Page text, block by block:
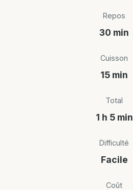
Repos
30 min
Cuisson
15 min
Total
1 h 5 min
Difficulté
Facile
Coût